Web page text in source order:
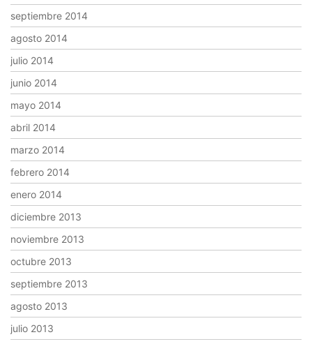
septiembre 2014
agosto 2014
julio 2014
junio 2014
mayo 2014
abril 2014
marzo 2014
febrero 2014
enero 2014
diciembre 2013
noviembre 2013
octubre 2013
septiembre 2013
agosto 2013
julio 2013